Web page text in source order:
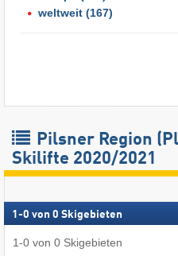
weltweit (167)
Pilsner Region
Skilifte 2020/2021
1 -0 von 0 Skigebieten
1-0 von 0 Skigebieten